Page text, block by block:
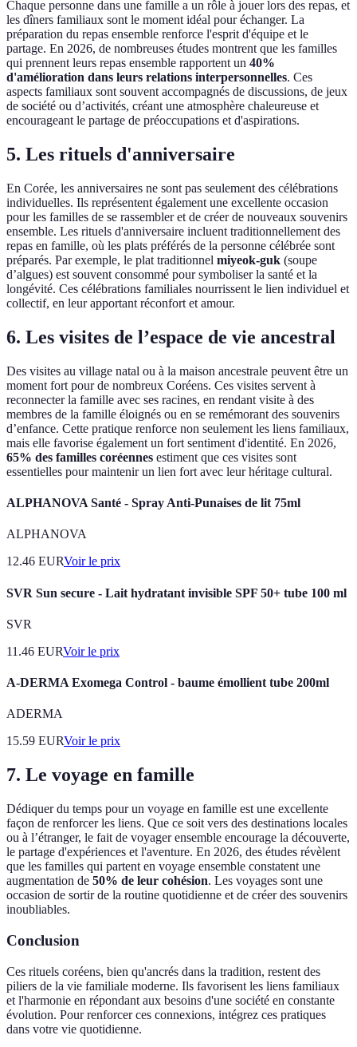
Chaque personne dans une famille a un rôle à jouer lors des repas, et
les dîners familiaux sont le moment idéal pour échanger. La
préparation du repas ensemble renforce l'esprit d'équipe et le
partage. En 2026, de nombreuses études montrent que les familles
qui prennent leurs repas ensemble rapportent un 40%
d'amélioration dans leurs relations interpersonnelles. Ces
aspects familiaux sont souvent accompagnés de discussions, de jeux
de société ou d’activités, créant une atmosphère chaleureuse et
encourageant le partage de préoccupations et d'aspirations.
5. Les rituels d'anniversaire
En Corée, les anniversaires ne sont pas seulement des célébrations
individuelles. Ils représentent également une excellente occasion
pour les familles de se rassembler et de créer de nouveaux souvenirs
ensemble. Les rituels d'anniversaire incluent traditionnellement des
repas en famille, où les plats préférés de la personne célébrée sont
préparés. Par exemple, le plat traditionnel miyeok-guk (soupe
d’algues) est souvent consommé pour symboliser la santé et la
longévité. Ces célébrations familiales nourrissent le lien individuel et
collectif, en leur apportant réconfort et amour.
6. Les visites de l’espace de vie ancestral
Des visites au village natal ou à la maison ancestrale peuvent être un
moment fort pour de nombreux Coréens. Ces visites servent à
reconnecter la famille avec ses racines, en rendant visite à des
membres de la famille éloignés ou en se remémorant des souvenirs
d’enfance. Cette pratique renforce non seulement les liens familiaux,
mais elle favorise également un fort sentiment d'identité. En 2026,
65% des familles coréennes estiment que ces visites sont
essentielles pour maintenir un lien fort avec leur héritage cultural.
ALPHANOVA Santé - Spray Anti-Punaises de lit 75ml
ALPHANOVA
12.46 EURVoir le prix
SVR Sun secure - Lait hydratant invisible SPF 50+ tube 100 ml
SVR
11.46 EURVoir le prix
A-DERMA Exomega Control - baume émollient tube 200ml
ADERMA
15.59 EURVoir le prix
7. Le voyage en famille
Dédiquer du temps pour un voyage en famille est une excellente
façon de renforcer les liens. Que ce soit vers des destinations locales
ou à l’étranger, le fait de voyager ensemble encourage la découverte,
le partage d'expériences et l'aventure. En 2026, des études révèlent
que les familles qui partent en voyage ensemble constatent une
augmentation de 50% de leur cohésion. Les voyages sont une
occasion de sortir de la routine quotidienne et de créer des souvenirs
inoubliables.
Conclusion
Ces rituels coréens, bien qu'ancrés dans la tradition, restent des
piliers de la vie familiale moderne. Ils favorisent les liens familiaux
et l'harmonie en répondant aux besoins d'une société en constante
évolution. Pour renforcer ces connexions, intégrez ces pratiques
dans votre vie quotidienne.